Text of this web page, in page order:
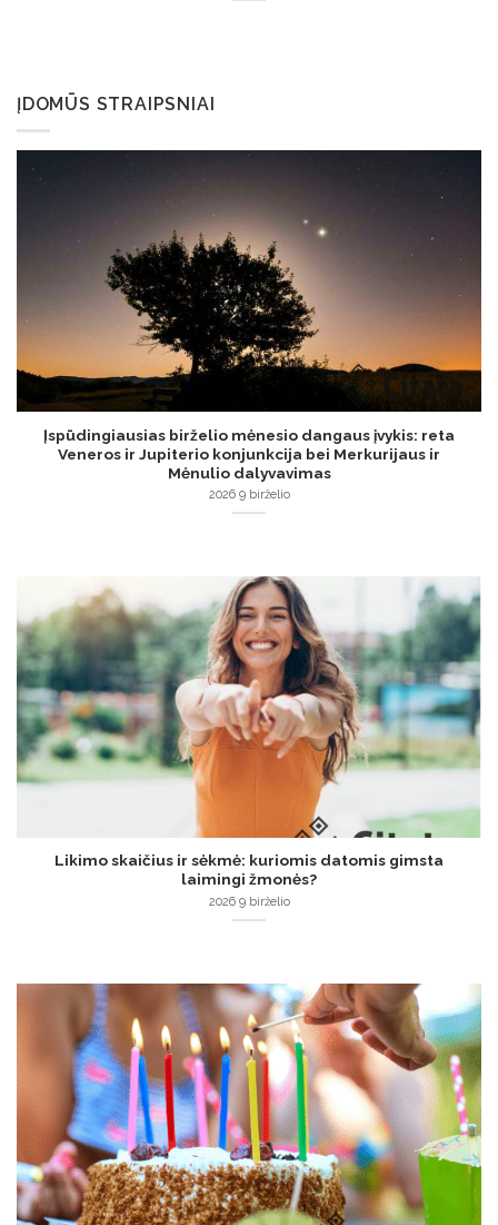
ĮDOMŪS STRAIPSNIAI
Įspūdingiausias birželio mėnesio dangaus įvykis: reta
Veneros ir Jupiterio konjunkcija bei Merkurijaus ir
Mėnulio dalyvavimas
2026 9 birželio
Likimo skaičius ir sėkmė: kuriomis datomis gimsta
laimingi žmonės?
2026 9 birželio